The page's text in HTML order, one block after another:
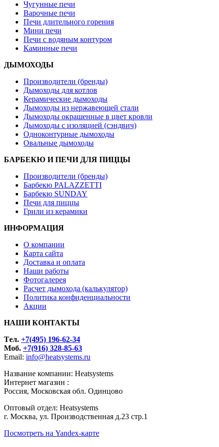
Чугунные печи
Варочные печи
Печи длительного горения
Мини печи
Печи с водяным контуром
Каминные печи
ДЫМОХОДЫ
Производители (бренды)
Дымоходы для котлов
Керамические дымоходы
Дымоходы из нержавеющей стали
Дымоходы окрашенные в цвет кровли
Дымоходы с изоляцией (сэндвич)
Одноконтурные дымоходы
Овальные дымоходы
БАРБЕКЮ И ПЕЧИ ДЛЯ ПИЦЦЫ
Производители (бренды)
Барбекю PALAZZETTI
Барбекю SUNDAY
Печи для пиццы
Грили из керамики
ИНФОРМАЦИЯ
О компании
Карта сайта
Доставка и оплата
Наши работы
Фотогалерея
Расчет дымохода (калькулятор)
Политика конфиденциальности
Акции
НАШИ КОНТАКТЫ
Tел. +7(495) 196-62-34
Моб. +7(916) 328-85-63
Email: info@heatsystems.ru
Название компании: Heatsystems
Интернет магазин :
Россия, Московская обл. Одинцово
Оптовый отдел: Heatsystems
г. Москва, ул. Производственная д.23 стр.1
Посмотреть на Yandex-карте